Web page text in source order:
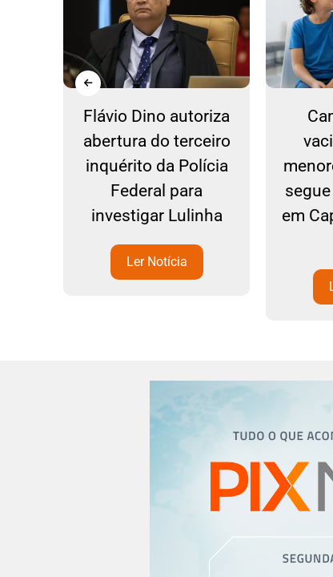
Flávio Dino autoriza
abertura do terceiro
inquérito da Polícia
Federal para
investigar Lulinha
Ler Notícia
em